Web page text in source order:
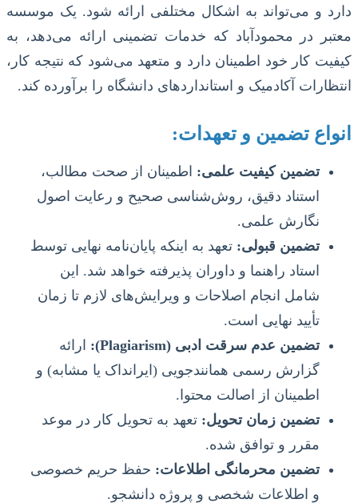
دارد و می‌تواند به اشکال مختلفی ارائه شود. یک موسسه
معتبر در محمودآباد که خدمات تضمینی ارائه می‌دهد، به
کیفیت کار خود اطمینان دارد و متعهد می‌شود که نتیجه کار،
انتظارات آکادمیک و استانداردهای دانشگاه را برآورده کند.
انواع تضمین و تعهدات:
تضمین کیفیت علمی: اطمینان از صحت مطالب،
استناد دقیق، روش‌شناسی صحیح و رعایت اصول
نگارش علمی.
تضمین قبولی: تعهد به اینکه پایان‌نامه نهایی توسط
استاد راهنما و داوران پذیرفته خواهد شد. این
شامل انجام اصلاحات و ویرایش‌های لازم تا زمان
تأیید نهایی است.
تضمین عدم سرقت ادبی (Plagiarism):
ارائه
گزارش رسمی همانندجویی (ایرانداک یا مشابه) و
اطمینان از اصالت محتوا.
تضمین زمان تحویل: تعهد به تحویل کار در موعد
مقرر و توافق شده.
تضمین محرمانگی اطلاعات: حفظ حریم خصوصی
و اطلاعات شخصی و پروژه دانشجو.